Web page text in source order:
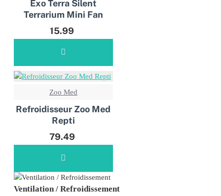
Ventilation / Refroidissement
Exo Terra Silent
Terrarium Mini Fan
15.99
Zoo Med
Refroidisseur Zoo Med
Repti
79.49